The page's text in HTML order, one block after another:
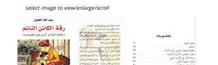
select image to view/enlarge/scroll